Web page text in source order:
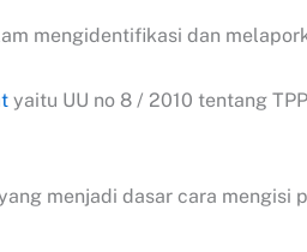
mengidentifikasi dan
yaitu UU no 8 / 2010 tentang
menjadi dasar cara mengisi